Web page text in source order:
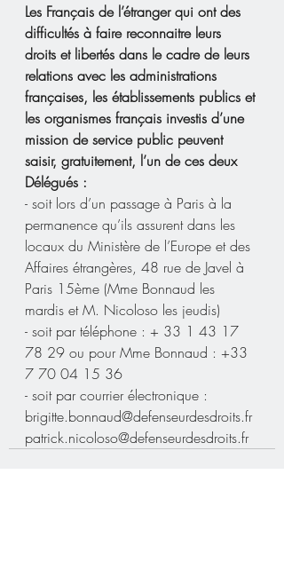
Les Français de l’étranger qui ont des
difficultés à faire reconnaitre leurs
droits et libertés dans le cadre de leurs
relations avec les administrations
françaises, les établissements publics et
les organismes français investis d’une
mission de service public peuvent
saisir, gratuitement, l’un de ces deux
Délégués :
- soit lors d’un passage à Paris à la
permanence qu’ils assurent dans les
locaux du Ministère de l’Europe et des
Affaires étrangères, 48 rue de Javel à
Paris 15ème (Mme Bonnaud les
mardis et M. Nicoloso les jeudis)
- soit par téléphone : + 33 1 43 17
78 29 ou pour Mme Bonnaud : +33
7 70 04 15 36
- soit par courrier électronique :
brigitte.bonnaud@defenseurdesdroits.fr
patrick.nicoloso@defenseurdesdroits.fr